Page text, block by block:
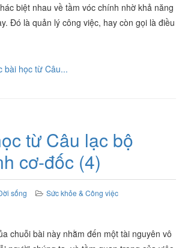
biệt nhau về tầm vóc chính nhờ khả năng
Đó là quản lý công việc, hay còn gọi là điều
bài học từ Câu...
từ Câu lạc bộ
cơ-đốc (4)
sống
Sức khỏe & Công việc
chuỗi bài này nhằm đến một tài nguyên vô